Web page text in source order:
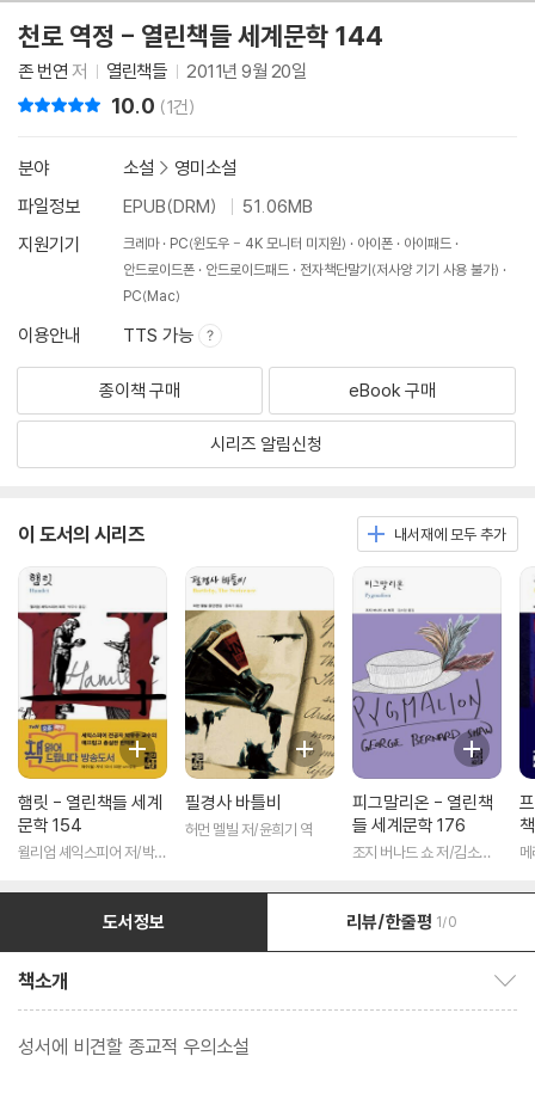
천로 역정 - 열린책들 세계문학 144
존 번연 저 열린책들 2011년 9월 20일
10.0 (1건)
분야 소설 > 영미소설
파일정보
EPUB(DRM)
51.06MB
지원기기
크레마 PC(윈도우 - 4K 모니터 미지원) 아이폰
아이패드
안드로이드폰
안드로이드패드
전자책단말기(저사양 기기 사용 불가)
PC(Mac)
이용안내 TTS 가능
종이책 구매 eBook 구매
시리즈 알림신청
이 도서의 시리즈 내서재에 모두 추가
햄릿 - 열린책들 세계
문학 154
윌리엄 셰익스피어 저/박우
필경사 바틀비
허먼 멜빌 저/윤희기 역
피그말리온 - 열린책
들 세계문학 176
조지 버나드 쇼 저/김소임
도서정보 리뷰/한줄평 1/0
책소개
성서에 비견할 종교적 우의소설